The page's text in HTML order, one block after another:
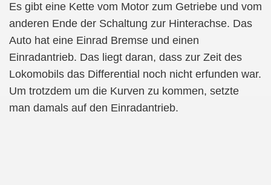
Es gibt eine Kette vom Motor zum Getriebe und vom
anderen Ende der Schaltung zur Hinterachse. Das
Auto hat eine Einrad Bremse und einen
Einradantrieb. Das liegt daran, dass zur Zeit des
Lokomobils das Differential noch nicht erfunden war.
Um trotzdem um die Kurven zu kommen, setzte
man damals auf den Einradantrieb.